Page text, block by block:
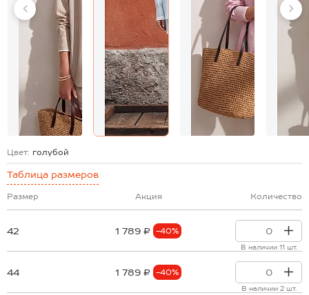
Цвет: голубой
Таблица размеров
Размер Акция Количество
42 1 789 ₽ -40%
В наличии 11 шт.
44 1 789 ₽ -40%
В наличии 2 шт.